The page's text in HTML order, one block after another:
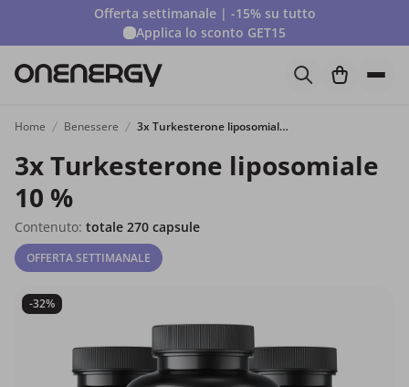
Offerta settimanale | -15% su tutto
Applica lo sconto GET15
Home Benessere 3x Turkesterone liposomiale 10 %
3x Turkesterone liposomiale
10 %
Contenuto: totale 270 capsule
OFFERTA SETTIMANALE
-32%